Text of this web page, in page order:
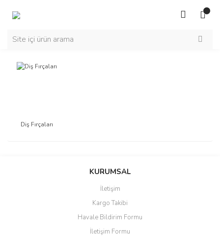
Diş Fırçaları
KURUMSAL
İletişim
Kargo Takibi
Havale Bildirim Formu
İletişim Formu